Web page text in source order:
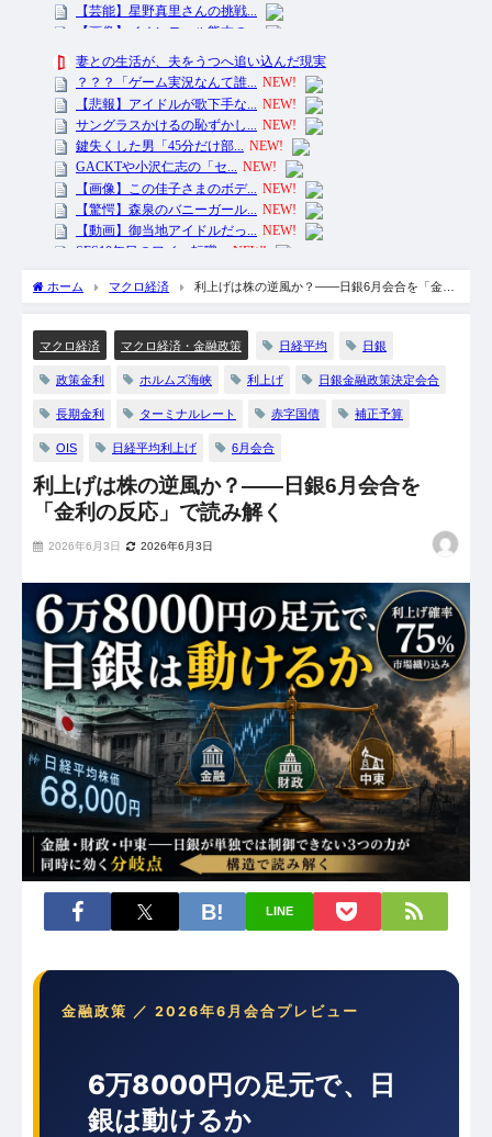
ホーム マクロ経済
利上げは株の逆風か？——日銀6月会合を「金利
マクロ経済 マクロ経済・金融政策 日経平均 日銀
政策金利 ホルムズ海峡 利上げ 日銀金融政策決定会合
長期金利 ターミナルレート 赤字国債 補正予算
OIS 日経平均利上げ 6月会合
利上げは株の逆風か？——日銀6月会合を
「金利の反応」で読み解く
2026年6月3日 2026年6月3日
LINE
金融政策 ／ 2026年6月会合プレビュー
6万8000円の足元で、日
銀は動けるか